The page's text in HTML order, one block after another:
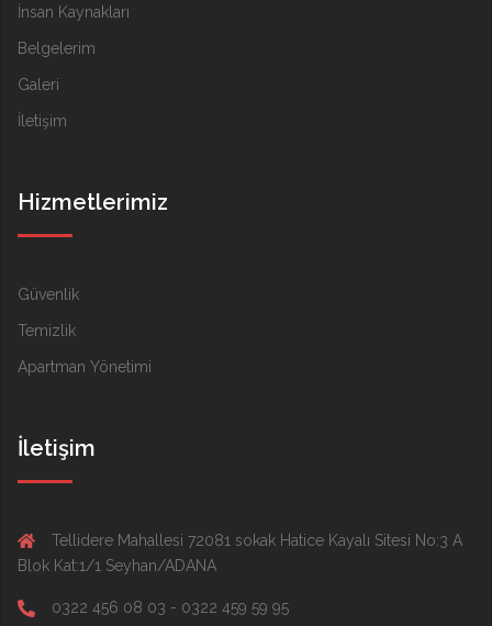
İnsan Kaynakları
Belgelerim
Galeri
İletişim
Hizmetlerimiz
Güvenlik
Temizlik
Apartman Yönetimi
İletişim
Tellidere Mahallesi 72081 sokak Hatice Kayalı Sitesi No:3 A
Blok Kat:1/1 Seyhan/ADANA
0322 456 08 03 - 0322 459 59 95